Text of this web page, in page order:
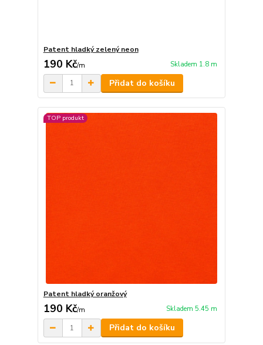
Patent hladký zelený neon
190 Kč/m Skladem 1.8 m
Přidat do košíku
TOP produkt
Patent hladký oranžový
190 Kč/m Skladem 5.45 m
Přidat do košíku